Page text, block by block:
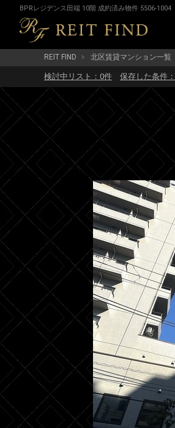
BPRレジデンス田端 10階 成約済み物件 5506-1004
REIT FIND 北区賃貸マンション一覧
検討中リスト： 0件 保存した条件：